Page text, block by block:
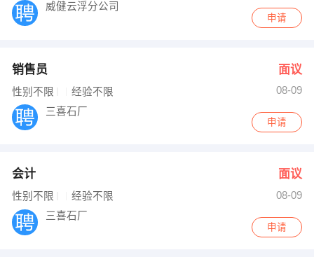
威健云浮分公司
申请
销售员 面议
性别不限 经验不限
08-09
三喜石厂
申请
会计 面议
性别不限 经验不限
08-09
三喜石厂
申请